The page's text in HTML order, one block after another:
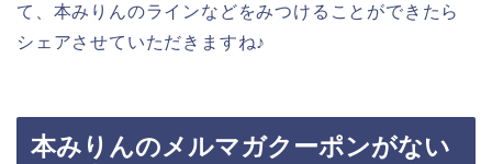
て、本みりんのラインなどをみつけることができたら
シェアさせていただきますね♪
本みりんのメルマガクーポンがない